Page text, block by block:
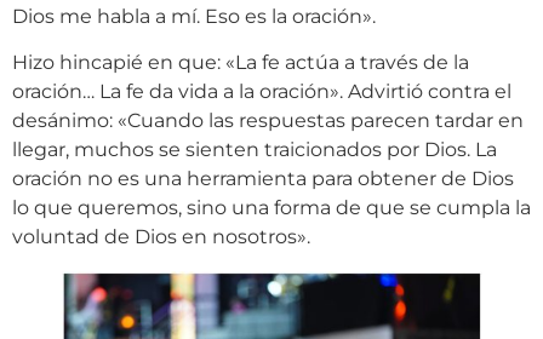
Dios me habla a mí. Eso es la oración».
Hizo hincapié en que: «La fe actúa a través de la
oración… La fe da vida a la oración». Advirtió contra el
desánimo: «Cuando las respuestas parecen tardar en
llegar, muchos se sienten traicionados por Dios. La
oración no es una herramienta para obtener de Dios
lo que queremos, sino una forma de que se cumpla la
voluntad de Dios en nosotros».